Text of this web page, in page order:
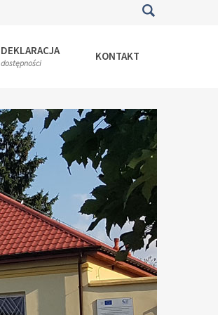
DEKLARACJA
dostępności KONTAKT